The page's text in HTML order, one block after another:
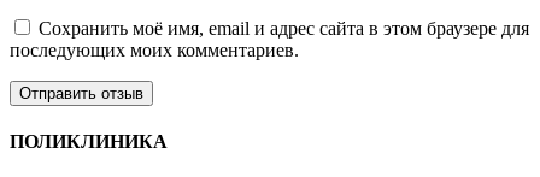
Сохранить моё имя, email и адрес сайта в этом браузере для
последующих моих комментариев.
ПОЛИКЛИНИКА